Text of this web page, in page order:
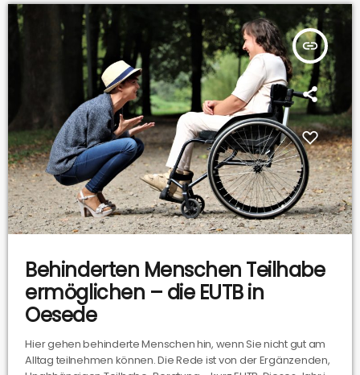
insert_link
Behinderten Menschen Teilhabe
ermöglichen – die EUTB in
Oesede
Hier gehen behinderte Menschen hin, wenn Sie nicht gut am
Alltag teilnehmen können. Die Rede ist von der Ergänzenden,